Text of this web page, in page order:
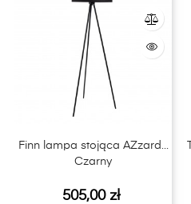
Finn lampa stojąca AZzardo
Czarny
Cena
505,00 zł